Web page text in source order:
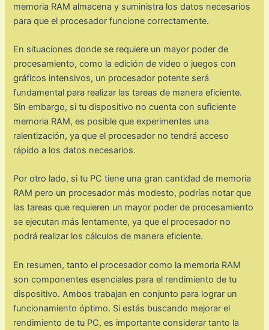
memoria RAM almacena y suministra los datos necesarios
para que el procesador funcione correctamente.
En situaciones donde se requiere un mayor poder de
procesamiento, como la edición de video o juegos con
gráficos intensivos, un procesador potente será
fundamental para realizar las tareas de manera eficiente.
Sin embargo, si tu dispositivo no cuenta con suficiente
memoria RAM, es posible que experimentes una
ralentización, ya que el procesador no tendrá acceso
rápido a los datos necesarios.
Por otro lado, si tu PC tiene una gran cantidad de memoria
RAM pero un procesador más modesto, podrías notar que
las tareas que requieren un mayor poder de procesamiento
se ejecutan más lentamente, ya que el procesador no
podrá realizar los cálculos de manera eficiente.
En resumen, tanto el procesador como la memoria RAM
son componentes esenciales para el rendimiento de tu
dispositivo. Ambos trabajan en conjunto para lograr un
funcionamiento óptimo. Si estás buscando mejorar el
rendimiento de tu PC, es importante considerar tanto la